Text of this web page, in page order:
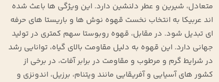
متعادل، شیرین و عطر دلنشین دارد. این ویژگی‌ ها باعث شده
اند عربیکا به انتخاب نخست قهوه ‌نوش ‌ها و باریستا های حرفه
‌ای تبدیل شود. در مقابل، قهوه روبوستا سهم کمتری در تولید
جهانی دارد. این قهوه به دلیل مقاومت بالای گیاه، توانایی رشد
در شرایط گرم و مرطوب و مقاومت در برابر آفات، در برخی از
کشور های آسیایی و آفریقایی مانند ویتنام، برزیل، اندونزی و